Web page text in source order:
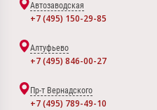
Автозаводская
+7 (495) 150-29-85
Алтуфьево
+7 (495) 846-00-27
Пр-т Вернадского
+7 (495) 789-49-10